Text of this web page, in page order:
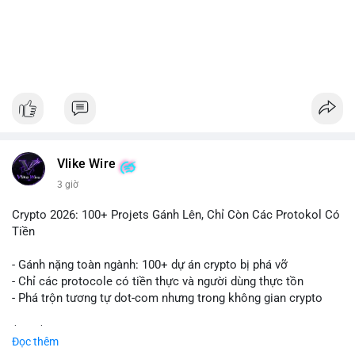
Vlike Wire
3 giờ
Crypto 2026: 100+ Projets Gánh Lên, Chỉ Còn Các Protokol Có
Tiền
- Gánh nặng toàn ngành: 100+ dự án crypto bị phá vỡ
- Chỉ các protocole có tiền thực và người dùng thực tồn
- Phá trộn tương tự dot-com nhưng trong không gian crypto
Đọc thêm